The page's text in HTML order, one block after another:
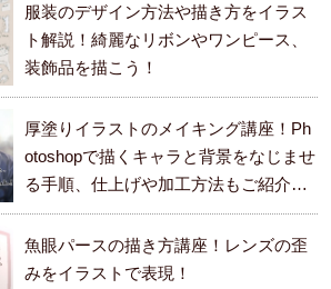
服装のデザイン方法や描き方をイラス
ト解説！綺麗なリボンやワンピース、
装飾品を描こう！
厚塗りイラストのメイキング講座！Ph
otoshopで描くキャラと背景をなじませ
る手順、仕上げや加工方法もご紹介し
ます。
魚眼パースの描き方講座！レンズの歪
みをイラストで表現！